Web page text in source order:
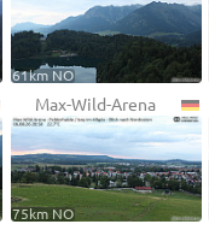
61km NO
Max-Wild-Arena
75km NO